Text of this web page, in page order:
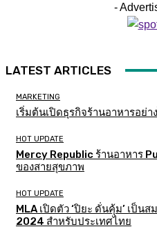
-
LATEST ARTICLES
MARKETING
เริ่มต้นเปิดธุรกิจร้านอาหารอย่
HOT UPDATE
Mercy Republic ร้านอาหาร
ของสายสุขภาพ
HOT UPDATE
MLA เปิดตัว ‘ปิยะ ดั่นคุ้ม’ เป็น
2024 สำหรับประเทศไทย